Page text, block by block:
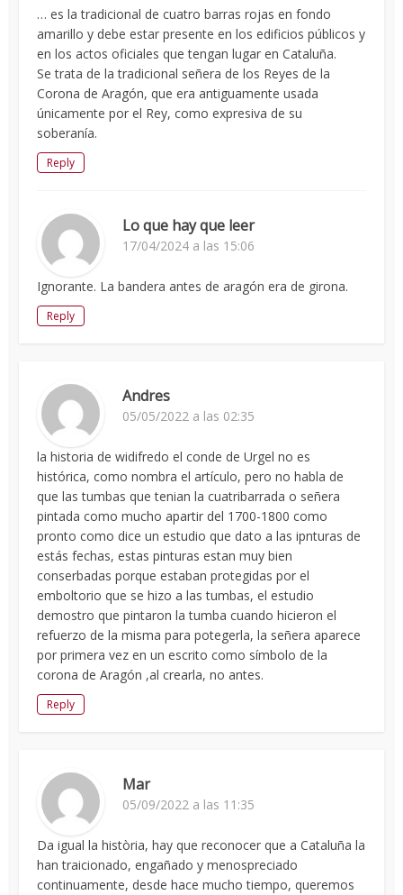
… es la tradicional de cuatro barras rojas en fondo
amarillo y debe estar presente en los edificios públicos y
en los actos oficiales que tengan lugar en Cataluña.
Se trata de la tradicional señera de los Reyes de la
Corona de Aragón, que era antiguamente usada
únicamente por el Rey, como expresiva de su
soberanía.
Reply
Lo que hay que leer
17/04/2024 a las 15:06
Ignorante. La bandera antes de aragón era de girona.
Reply
Andres
05/05/2022 a las 02:35
la historia de widifredo el conde de Urgel no es
histórica, como nombra el artículo, pero no habla de
que las tumbas que tenian la cuatribarrada o señera
pintada como mucho apartir del 1700-1800 como
pronto como dice un estudio que dato a las ipnturas de
estás fechas, estas pinturas estan muy bien
conserbadas porque estaban protegidas por el
emboltorio que se hizo a las tumbas, el estudio
demostro que pintaron la tumba cuando hicieron el
refuerzo de la misma para potegerla, la señera aparece
por primera vez en un escrito como símbolo de la
corona de Aragón ,al crearla, no antes.
Reply
Mar
05/09/2022 a las 11:35
Da igual la història, hay que reconocer que a Cataluña la
han traicionado, engañado y menospreciado
continuamente, desde hace mucho tiempo, queremos